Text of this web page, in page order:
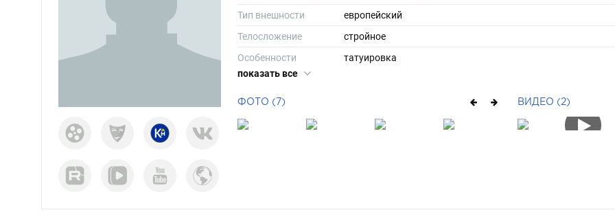
Тип внешности
европейский
Телосложение
стройное
Особенности
татуировка
Рост
Вес
Размер одежды
Цвет глаз
серо-зеленый
показать все
ФОТО (7) ВИДЕО (2)